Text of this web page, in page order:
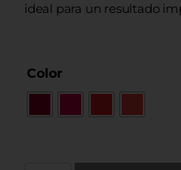
ideal para un resultado
Color